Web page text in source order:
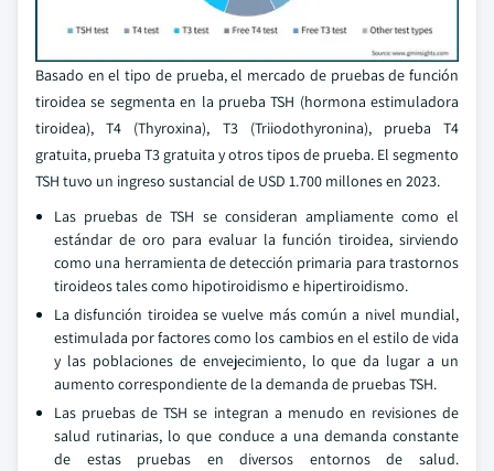
Basado en el tipo de prueba, el mercado de pruebas de función
tiroidea se segmenta en la prueba TSH (hormona estimuladora
tiroidea), T4 (Thyroxina), T3 (Triiodothyronina), prueba T4
gratuita, prueba T3 gratuita y otros tipos de prueba. El segmento
TSH tuvo un ingreso sustancial de USD 1.700 millones en 2023.
Las pruebas de TSH se consideran ampliamente como el
estándar de oro para evaluar la función tiroidea, sirviendo
como una herramienta de detección primaria para trastornos
tiroideos tales como hipotiroidismo e hipertiroidismo.
La disfunción tiroidea se vuelve más común a nivel mundial,
estimulada por factores como los cambios en el estilo de vida
y las poblaciones de envejecimiento, lo que da lugar a un
aumento correspondiente de la demanda de pruebas TSH.
Las pruebas de TSH se integran a menudo en revisiones de
salud rutinarias, lo que conduce a una demanda constante
de estas pruebas en diversos entornos de salud.